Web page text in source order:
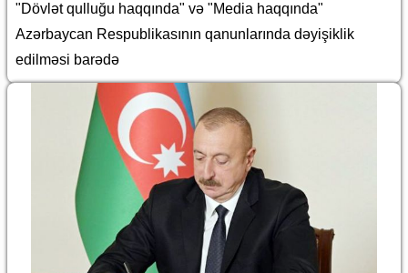
"Dövlət qulluğu haqqında" və "Media haqqında"
Azərbaycan Respublikasının qanunlarında dəyişiklik
edilməsi barədə